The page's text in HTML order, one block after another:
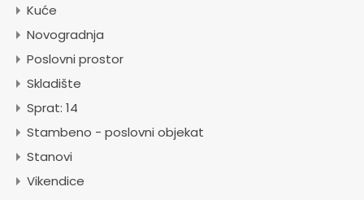
Kuće
Novogradnja
Poslovni prostor
Skladište
Sprat: 14
Stambeno - poslovni objekat
Stanovi
Vikendice